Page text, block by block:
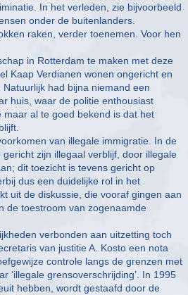
In het verleden, zie bijvoorbeeld
onder de buitenlanders.
raken, verder toenemen. Voor hen
in Rotterdam te maken met deze
Kaap Verdianen wonen ongericht en
had bijna niemand een
huis, waar de politie enthousiast
al te goed bekend is dat het
van illegale immigratie. In de
zijn illegaal verblijf, door illegale
dit toezicht is tevens gericht op
dus een duidelijke rol in het
uit de diskussie, die vooraf gingen aan
de toestroom van zogenaamde
verbonden aan uitzetting toch
van justitie A. Kosto een nota
controle langs de grenzen met
‘illegale grensoverschrijding’. In 1995
hebben, wordt gestaafd door de